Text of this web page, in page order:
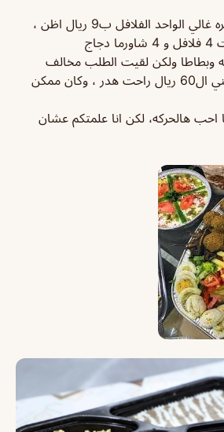
الفلافل ب9 ريال اظن ،
وبطاطا ولكن لقيت الطلب مخالف
لطلبي وحاطط شطه يعني ال60 ريال راحت هدر ، وكان ممكن
احب هالحركه، لكن انا علمتكم عشان